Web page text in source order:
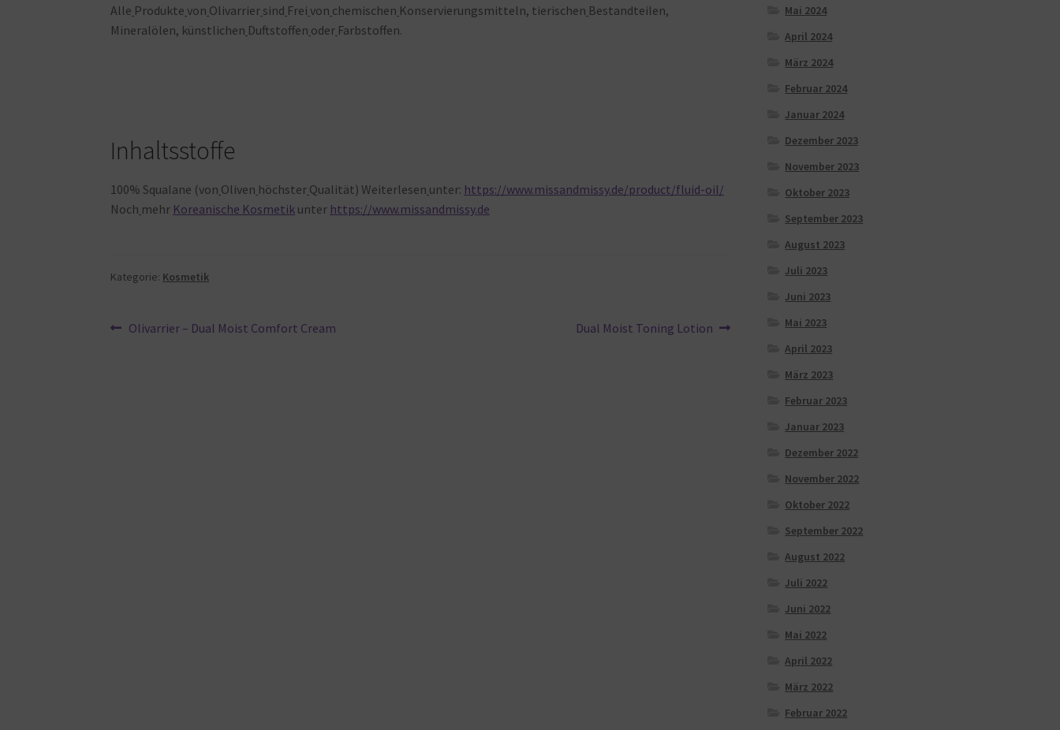
Alle Produkte von Olivarrier sind Frei von chemischen Konservierungsmitteln, tierischen Bestandteilen,
Mineralölen, künstlichen Duftstoffen oder Farbstoffen.
Inhaltsstoffe
100% Squalane (von Oliven höchster Qualität) Weiterlesen unter: https://www.missandmissy.de/product/fluid-oil/
Noch mehr Koreanische Kosmetik unter https://www.missandmissy.de
Kategorie: Kosmetik
Beitragsnavigation
Vorheriger
Olivarrier – Dual Moist Comfort Cream
Nächster
Dual Moist Toning Lotion
Mai 2024
April 2024
März 2024
Februar 2024
Januar 2024
Dezember 2023
November 2023
Oktober 2023
September 2023
August 2023
Juli 2023
Juni 2023
Mai 2023
April 2023
März 2023
Februar 2023
Januar 2023
Dezember 2022
November 2022
Oktober 2022
September 2022
August 2022
Juli 2022
Juni 2022
Mai 2022
April 2022
März 2022
Februar 2022